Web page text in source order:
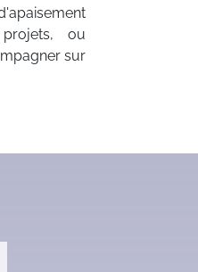
ou
sur